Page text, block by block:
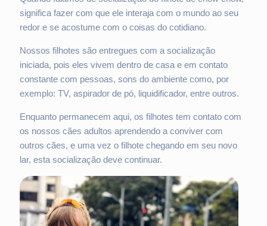
significa fazer com que ele interaja com o mundo ao seu
redor e se acostume com o coisas do cotidiano.
Nossos filhotes são entregues com a socialização
iniciada, pois eles vivem dentro de casa e em contato
constante com pessoas, sons do ambiente como, por
exemplo: TV, aspirador de pó, liquidificador, entre outros.
Enquanto permanecem aqui, os filhotes tem contato com
os nossos cães adultos aprendendo a conviver com
outros cães, e uma vez o filhote chegando em seu novo
lar, esta socialização deve continuar.